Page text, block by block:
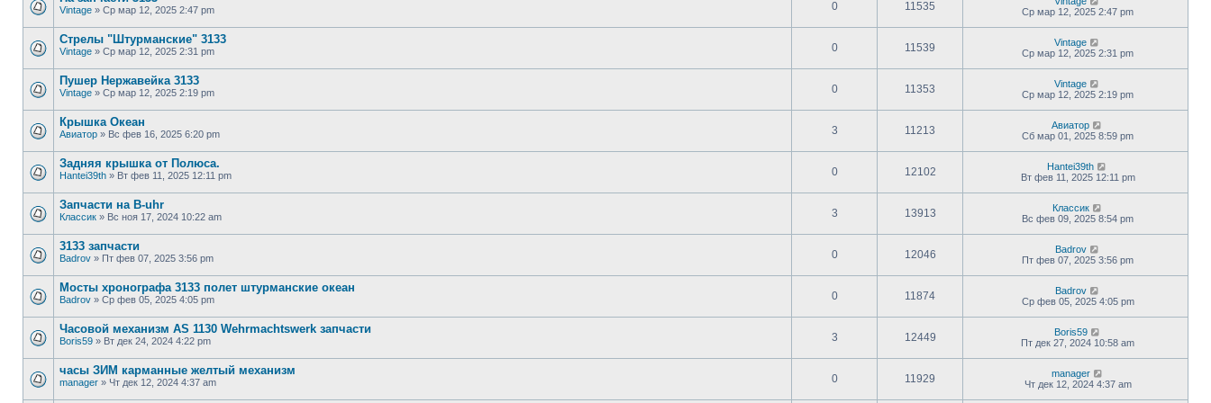
Vintage » Ср мар 12, 2025 2:47 pm 0 11535
Ср мар 12, 2025 2:47 pm
Стрелы "Штурманские" 3133
Vintage » Ср мар 12, 2025 2:31 pm 0 11539
Vintage
Ср мар 12, 2025 2:31 pm
Пушер Нержавейка 3133
Vintage » Ср мар 12, 2025 2:19 pm 0 11353
Vintage
Ср мар 12, 2025 2:19 pm
Крышка Океан
Авиатор » Вс фев 16, 2025 6:20 pm 3 11213
Авиатор
Сб мар 01, 2025 8:59 pm
Задняя крышка от Полюса.
Hantei39th » Вт фев 11, 2025 12:11 pm 0 12102
Hantei39th
Вт фев 11, 2025 12:11 pm
Запчасти на B-uhr
Классик » Вс ноя 17, 2024 10:22 am 3 13913
Классик
Вс фев 09, 2025 8:54 pm
3133 запчасти
Badrov » Пт фев 07, 2025 3:56 pm 0 12046
Badrov
Пт фев 07, 2025 3:56 pm
Мосты хронографа 3133 полет штурманские океан
Badrov » Ср фев 05, 2025 4:05 pm 0 11874
Badrov
Ср фев 05, 2025 4:05 pm
Часовой механизм AS 1130 Wehrmachtswerk запчасти
Boris59 » Вт дек 24, 2024 4:22 pm 3 12449
Boris59
Пт дек 27, 2024 10:58 am
часы ЗИМ карманные желтый механизм
manager » Чт дек 12, 2024 4:37 am 0 11929
manager
Чт дек 12, 2024 4:37 am